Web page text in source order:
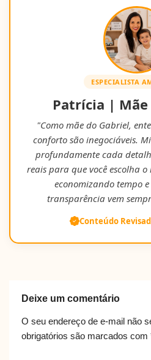
ESPECIALISTA
Patrícia | Mãe
"Como mãe do Gabriel,
conforto são inegociáveis.
profundamente cada
reais para que você escolha
economizando tempo
transparência vem
Conteúdo
Deixe um comentário
O seu endereço de e-mail não
obrigatórios são marcados com